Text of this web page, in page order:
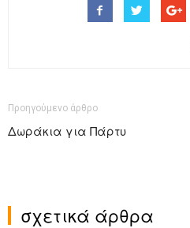
Προηγούμενο άρθρο
Δωράκια για Πάρτυ
σχετικά άρθρα